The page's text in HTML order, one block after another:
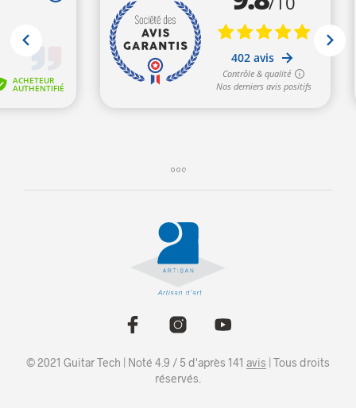
© 2021 Guitar Tech | Noté 4.9 / 5 d'après 141 avis | Tous droits
réservés.